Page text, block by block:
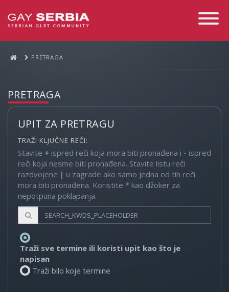
Toggle
PRETRAGA
PRETRAGA
UPIT ZA PRETRAGU
TRAŽI KLJUČNE REČI:
Stavite + ispred reči koja mora biti pronađena i - ispred
reči koja nesme biti pronađena. Stavite listu reči
razdvojene | u zagrade ako samo jedna od tih reči
mora biti pronađena. Koristite * kao džoker za
nepotpuna poklapanja.
Traži sve termine ili koristi upit kao što je
napisan
Traži bilo koje termine